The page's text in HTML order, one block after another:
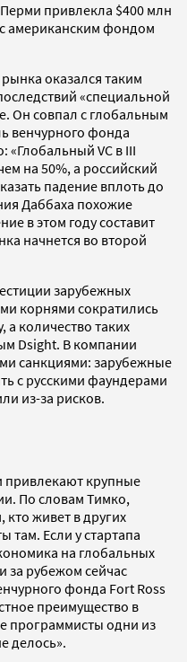
привлекла $400 млн
американским фондом
оказался таким
«специальной
Он совпал с глобальным
венчурного фонда
«Глобальный VC в III
на 50%, а российский
падение вплоть до
Даббаха похожие
в этом году составит
начнется во второй
зарубежных
корнями сократились
а количество таких
Dsight. В компании
санкциями: зарубежные
с русскими фаундерами
из-за рисков.
привлекают крупные
По словам Тимко,
кто живет в других
там. Если у стартапа
на глобальных
за рубежом сейчас
фонда Fort Ross
преимущество в
программисты одни из
делось».